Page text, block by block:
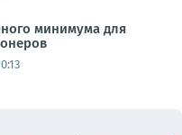
минимума для